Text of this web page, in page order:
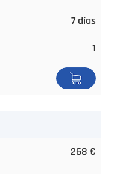
7 días
1
268 €